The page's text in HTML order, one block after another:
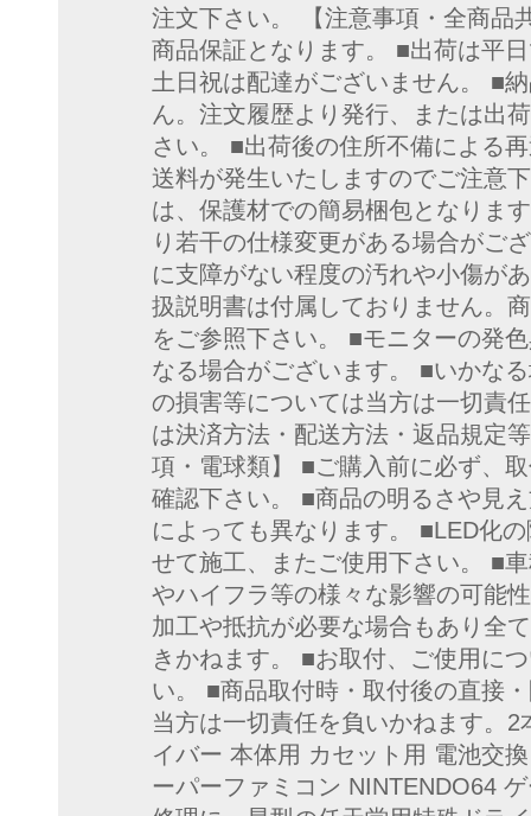
注文下さい。 【注意事項・全商品
商品保証となります。 ■出荷は平
土日祝は配達がございません。 ■
ん。注文履歴より発行、または出
さい。 ■出荷後の住所不備による
送料が発生いたしますのでご注意
は、保護材での簡易梱包となりま
り若干の仕様変更がある場合がご
に支障がない程度の汚れや小傷が
扱説明書は付属しておりません。
をご参照下さい。 ■モニターの発
なる場合がございます。 ■いかな
の損害等については当方は一切責
は決済方法・配送方法・返品規定
項・電球類】 ■ご購入前に必ず、
確認下さい。 ■商品の明るさや見
によっても異なります。 ■LED化
せて施工、またご使用下さい。 ■
やハイフラ等の様々な影響の可能
加工や抵抗が必要な場合もあり全
きかねます。 ■お取付、ご使用に
い。 ■商品取付時・取付後の直接
当方は一切責任を負いかねます。
イバー 本体用 カセット用 電池交
ーパーファミコン NINTENDO64